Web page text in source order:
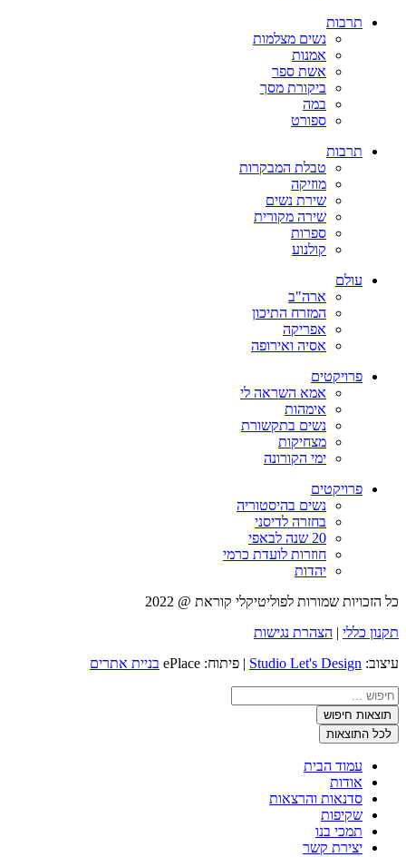
תרבות
נשים מצלמות
אמנות
אשת ספר
ביקורת מסך
במה
ספורט
תרבות
טבלת המבקרות
מוזיקה
שירת נשים
שירה מקורית
ספרות
קולנוע
עולם
ארה"ב
המזרח התיכון
אפריקה
אסיה ואירופה
פרויקטים
אמא השראה לי
אימהות
נשים בתקשורת
מצחיקות
ימי הקורונה
פרויקטים
נשים בהיסטוריה
בחזרה לדיסני
20 שנה לבאפי
חוזרות לועדת כרמי
יהדות
כל הזכויות שמורות לפוליטיקלי קוראת @ 2022
תקנון כללי | הצהרת נגישות
עיצוב: Studio Let's Design | פיתוח: ePlace
בניית אתרים
Search
...תוצאות חיפוש
לכל התוצאות
עמוד הבית
אודות
סדנאות והרצאות
שקיפות
תמכי בנו
יצירת קשר